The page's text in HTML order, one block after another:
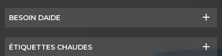
BESOIN DAIDE
ÉTIQUETTES CHAUDES